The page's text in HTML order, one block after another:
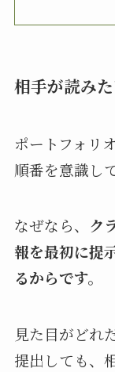
相手が読み
ポートフォリ
順番を意識し
なぜなら、 ク
報を最初に提
るからです。
見た目がどれ
提出しても、